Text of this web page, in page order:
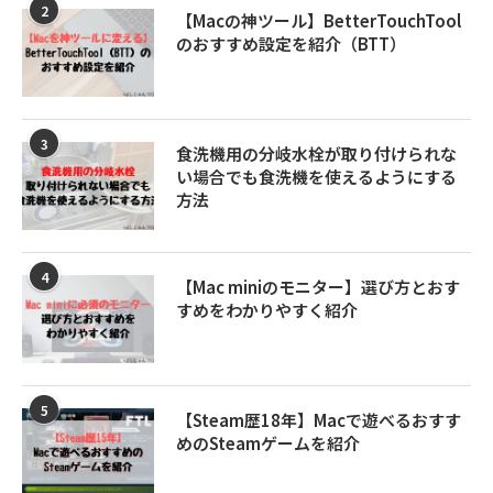
2
【Macの神ツール】BetterTouchTool
のおすすめ設定を紹介（BTT）
3
食洗機用の分岐水栓が取り付けられな
い場合でも食洗機を使えるようにする
方法
4
【Mac miniのモニター】選び方とおす
すめをわかりやすく紹介
5
【Steam歴18年】Macで遊べるおすす
めのSteamゲームを紹介